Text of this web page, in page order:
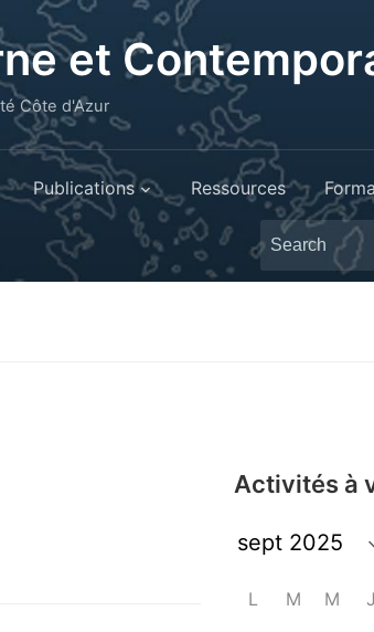
et
Côte d'Azur
Publications Ressources
Search
for:
Activités à
L M M J